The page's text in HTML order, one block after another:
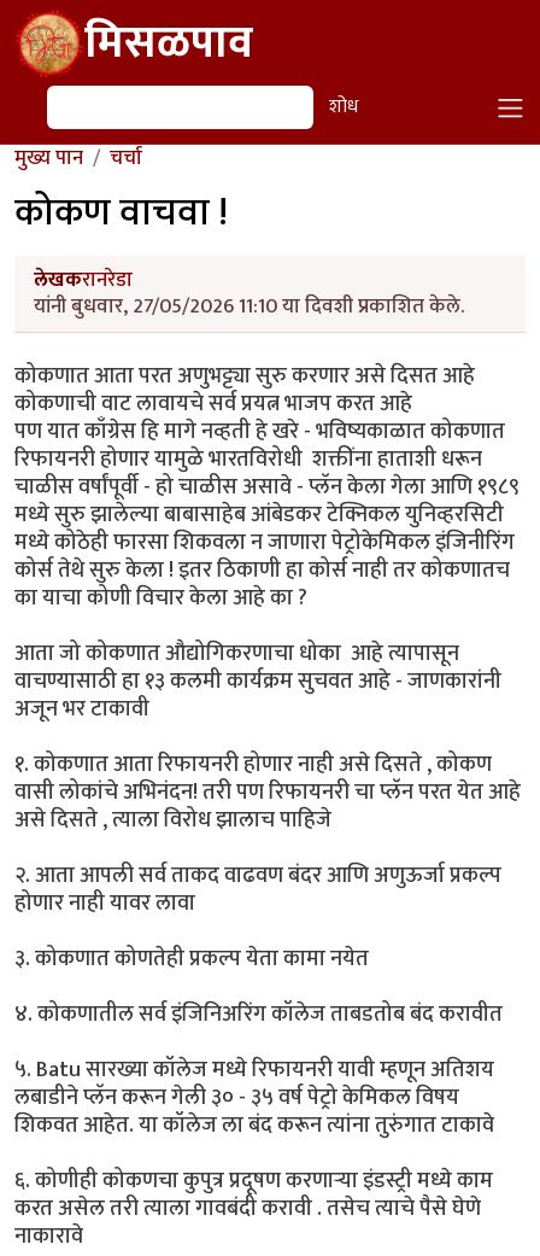
Skip to main contentमिसळपाव
शोध शोध
मुख्य पान चर्चा
कोकण वाचवा !
लेखकरानरेडा
यांनी बुधवार, 27/05/2026 11:10 या दिवशी प्रकाशित केले.
कोकणात आता परत अणुभट्ट्या सुरु करणार असे दिसत आहे
कोकणाची वाट लावायचे सर्व प्रयत्न भाजप करत आहे
पण यात काँग्रेस हि मागे नव्हती हे खरे - भविष्यकाळात कोकणात
रिफायनरी होणार यामुळे भारतविरोधी शक्तींना हाताशी धरून
चाळीस वर्षांपूर्वी - हो चाळीस असावे - प्लॅन केला गेला आणि १९८९
मध्ये सुरु झालेल्या बाबासाहेब आंबेडकर टेक्निकल युनिव्हरसिटी
मध्ये कोठेही फारसा शिकवला न जाणारा पेट्रोकेमिकल इंजिनीरिंग
कोर्स तेथे सुरु केला ! इतर ठिकाणी हा कोर्स नाही तर कोकणातच
का याचा कोणी विचार केला आहे का ?
आता जो कोकणात औद्योगिकरणाचा धोका आहे त्यापासून
वाचण्यासाठी हा १३ कलमी कार्यक्रम सुचवत आहे - जाणकारांनी
अजून भर टाकावी
१. कोकणात आता रिफायनरी होणार नाही असे दिसते , कोकण
वासी लोकांचे अभिनंदन! तरी पण रिफायनरी चा प्लॅन परत येत आहे
असे दिसते , त्याला विरोध झालाच पाहिजे
२. आता आपली सर्व ताकद वाढवण बंदर आणि अणुऊर्जा प्रकल्प
होणार नाही यावर लावा
३. कोकणात कोणतेही प्रकल्प येता कामा नयेत
४. कोकणातील सर्व इंजिनिअरिंग कॉलेज ताबडतोब बंद करावीत
५. Batu सारख्या कॉलेज मध्ये रिफायनरी यावी म्हणून अतिशय
लबाडीने प्लॅन करून गेली ३० - ३५ वर्ष पेट्रो केमिकल विषय
शिकवत आहेत. या कॉलेज ला बंद करून त्यांना तुरुंगात टाकावे
६. कोणीही कोकणचा कुपुत्र प्रदूषण करणाऱ्या इंडस्ट्री मध्ये काम
करत असेल तरी त्याला गावबंदी करावी . तसेच त्याचे पैसे घेणे
नाकारावे